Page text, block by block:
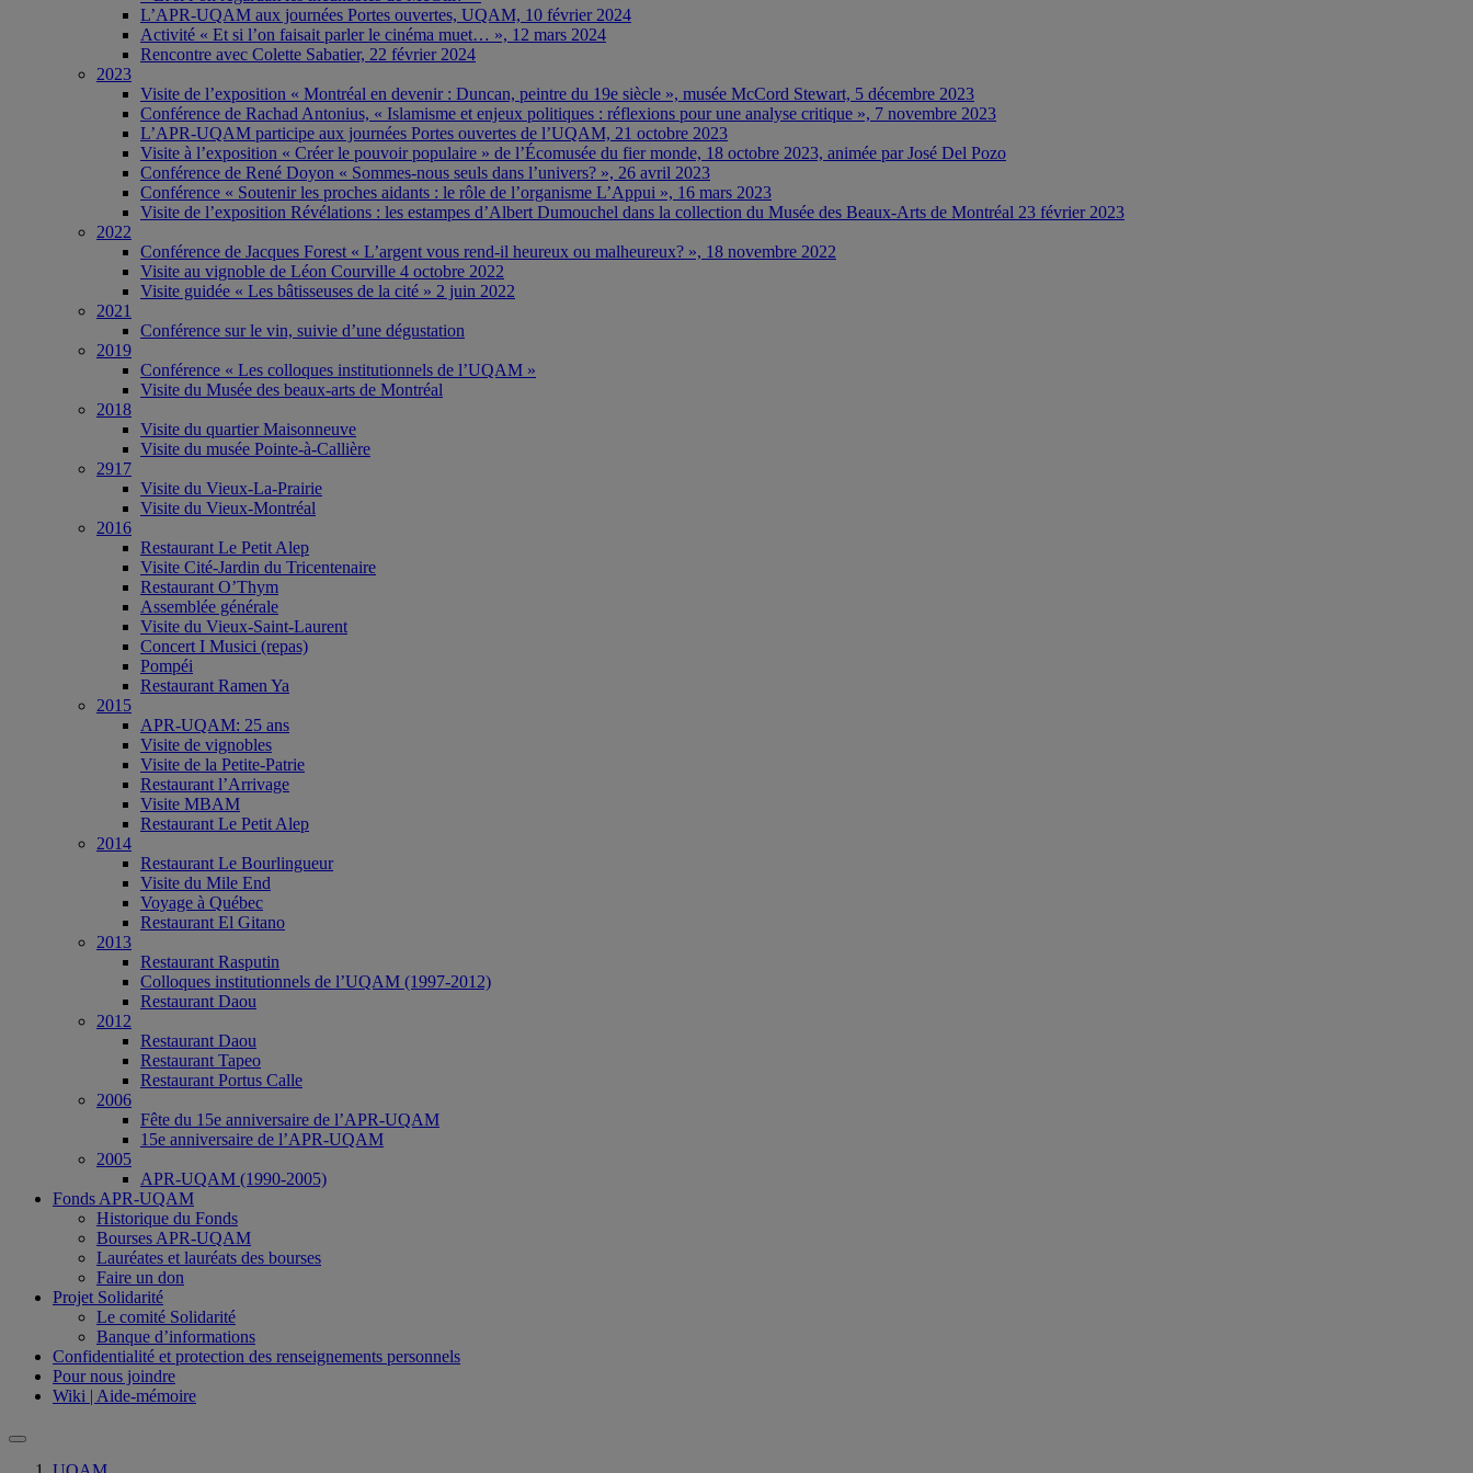
L’APR-UQAM aux journées Portes ouvertes, UQAM, 10 février 2024
Activité « Et si l’on faisait parler le cinéma muet… », 12 mars 2024
Rencontre avec Colette Sabatier, 22 février 2024
2023
Visite de l’exposition « Montréal en devenir : Duncan, peintre du 19e siècle », musée McCord Stewart, 5 décembre 2023
Conférence de Rachad Antonius, « Islamisme et enjeux politiques : réflexions pour une analyse critique », 7 novembre 2023
L’APR-UQAM participe aux journées Portes ouvertes de l’UQAM, 21 octobre 2023
Visite à l’exposition « Créer le pouvoir populaire » de l’Écomusée du fier monde, 18 octobre 2023, animée par José Del Pozo
Conférence de René Doyon « Sommes-nous seuls dans l’univers? », 26 avril 2023
Conférence « Soutenir les proches aidants : le rôle de l’organisme L’Appui », 16 mars 2023
Visite de l’exposition Révélations : les estampes d’Albert Dumouchel dans la collection du Musée des Beaux-Arts de Montréal 23 février 2023
2022
Conférence de Jacques Forest « L’argent vous rend-il heureux ou malheureux? », 18 novembre 2022
Visite au vignoble de Léon Courville 4 octobre 2022
Visite guidée « Les bâtisseuses de la cité » 2 juin 2022
2021
Conférence sur le vin, suivie d’une dégustation
2019
Conférence « Les colloques institutionnels de l’UQAM »
Visite du Musée des beaux-arts de Montréal
2018
Visite du quartier Maisonneuve
Visite du musée Pointe-à-Callière
2917
Visite du Vieux-La-Prairie
Visite du Vieux-Montréal
2016
Restaurant Le Petit Alep
Visite Cité-Jardin du Tricentenaire
Restaurant O’Thym
Assemblée générale
Visite du Vieux-Saint-Laurent
Concert I Musici (repas)
Pompéi
Restaurant Ramen Ya
2015
APR-UQAM: 25 ans
Visite de vignobles
Visite de la Petite-Patrie
Restaurant l’Arrivage
Visite MBAM
Restaurant Le Petit Alep
2014
Restaurant Le Bourlingueur
Visite du Mile End
Voyage à Québec
Restaurant El Gitano
2013
Restaurant Rasputin
Colloques institutionnels de l’UQAM (1997-2012)
Restaurant Daou
2012
Restaurant Daou
Restaurant Tapeo
Restaurant Portus Calle
2006
Fête du 15e anniversaire de l’APR-UQAM
15e anniversaire de l’APR-UQAM
2005
APR-UQAM (1990-2005)
Fonds APR-UQAM
Historique du Fonds
Bourses APR-UQAM
Lauréates et lauréats des bourses
Faire un don
Projet Solidarité
Le comité Solidarité
Banque d’informations
Confidentialité et protection des renseignements personnels
Pour nous joindre
Wiki | Aide-mémoire